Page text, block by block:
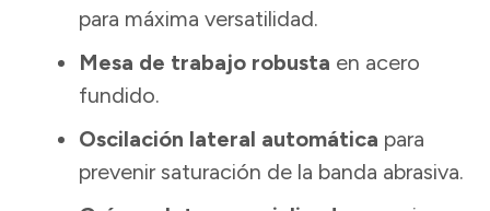
para máxima versatilidad.
Mesa de trabajo robusta en acero
fundido.
Oscilación lateral automática para
prevenir saturación de la banda abrasiva.